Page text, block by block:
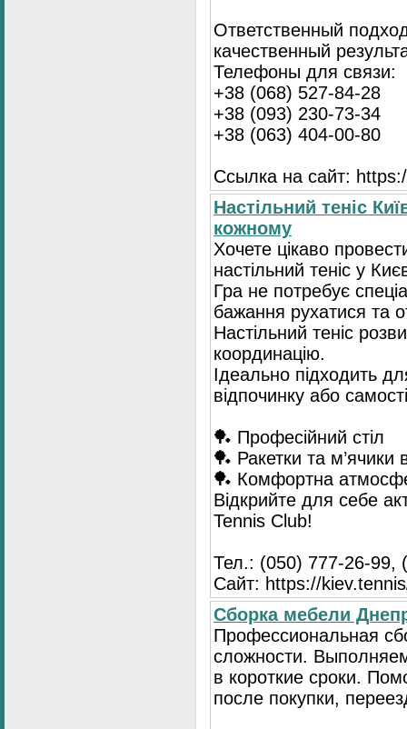
Ответственный
качественный
Телефоны для связи:
+38 (068) 527-84-28
+38 (093) 230-73-34
+38 (063) 404-00-80
Ссылка на сайт:
Настільний теніс
кожному
Хочете цікаво
настільний теніс у
Гра не потребує
бажання рухатися та
Настільний теніс
координацію.
Ідеально підходить
відпочинку або
🏓 Професійний стіл
🏓 Ракетки та м’ячики
🏓 Комфортна
Відкрийте для себе
Tennis Club!
Тел.: (050) 777-26-99,
Сайт: https://
Сборка мебели
Профессиональная
сложности.
в короткие сроки.
после покупки,